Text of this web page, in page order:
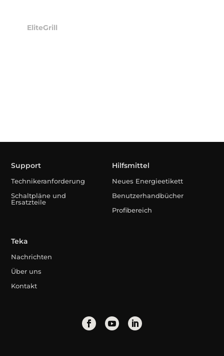
EliteGrill
Support
Technikeranforderung
Schaltpläne und
Ersatzteile
Hilfsmittel
Neues Energieetikett
Benutzerhandbücher
Profibereich
Teka
Nachrichten
Über uns
Kontakt